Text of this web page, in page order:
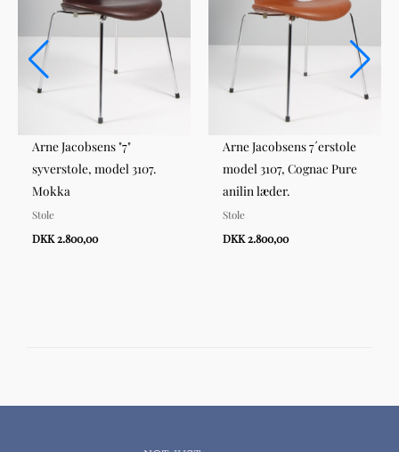
Arne Jacobsens "7"
syverstole, model 3107.
Mokka
Stole
DKK 2.800,00
Arne Jacobsens 7´erstole
model 3107, Cognac Pure
anilin læder.
Stole
DKK 2.800,00